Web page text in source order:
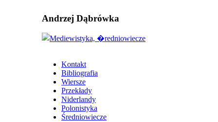
Andrzej Dąbrówka
Kontakt
Bibliografia
Wiersze
Przekłady
Niderlandy
Polonistyka
Średniowiecze